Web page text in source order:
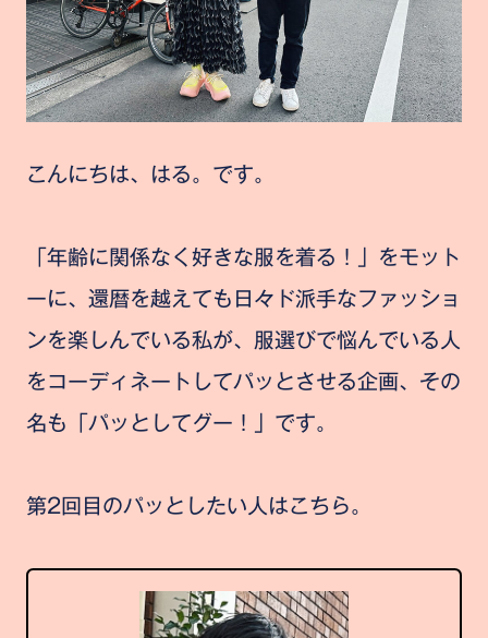
こんにちは、はる。です。
「年齢に関係なく好きな服を着る！」をモット
ーに、還暦を越えても日々ド派手なファッショ
ンを楽しんでいる私が、服選びで悩んでいる人
をコーディネートしてパッとさせる企画、その
名も「パッとしてグー！」です。
第2回目のパッとしたい人はこちら。